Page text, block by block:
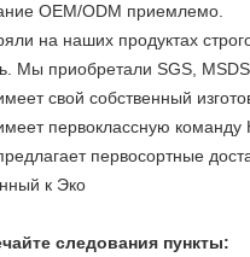
OEM/ODM приемлемо.
на наших продуктах
Мы приобретали SGS,
свой собственный
первоклассную
первосортные
к Эко
следования пункты: